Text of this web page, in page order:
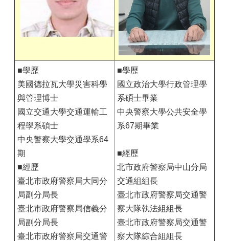
■學歷
美國德拉瓦大學災害科學
與管理博士
國立交通大學交通運輸工
程學系碩士
中央警察大學交通學系64
期
■經歷
臺北市政府警察局大同分
局副分局長
臺北市政府警察局信義分
局副分局長
臺北市政府警察局交通警
■學歷
國立政治大學行政管理學
系碩士畢業
中央警察大學公共安全學
系67期畢業
■經歷
北市政府警察局中山分局
交通組組長
臺北市政府警察局交通警
察大隊執法組組長
臺北市政府警察局交通警
察大隊綜合組組長